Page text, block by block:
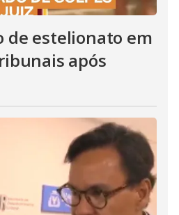
de estelionato em
após